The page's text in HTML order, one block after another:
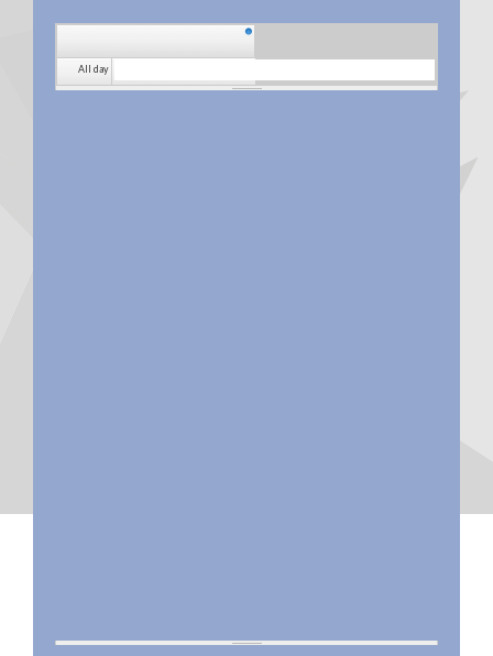
All day